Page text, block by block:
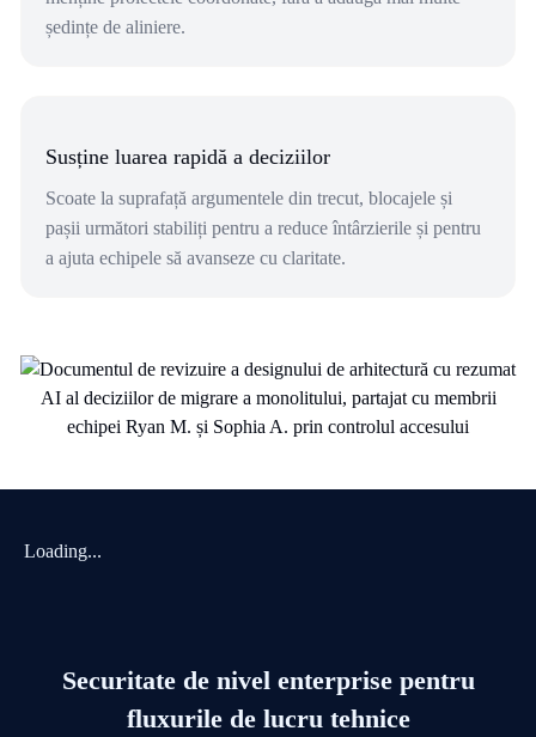
ședințe de aliniere.
Susține luarea rapidă a deciziilor
Scoate la suprafață argumentele din trecut, blocajele și
pașii următori stabiliți pentru a reduce întârzierile și pentru
a ajuta echipele să avanseze cu claritate.
Loading...
Securitate de nivel enterprise pentru
fluxurile de lucru tehnice